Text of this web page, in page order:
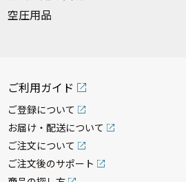
空圧用品
ご利用ガイド
ご登録について
お届け・配送について
ご注文について
ご注文後のサポート